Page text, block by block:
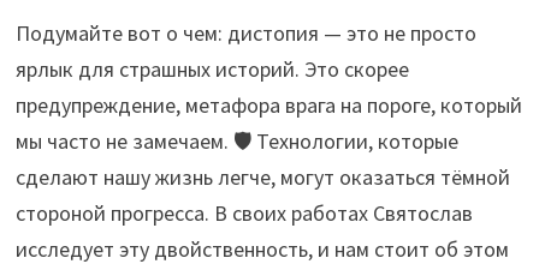
Подумайте вот о чем: дистопия — это не просто
ярлык для страшных историй. Это скорее
предупреждение, метафора врага на пороге, который
мы часто не замечаем. 🛡️ Технологии, которые
сделают нашу жизнь легче, могут оказаться тёмной
стороной прогресса. В своих работах Святослав
исследует эту двойственность, и нам стоит об этом